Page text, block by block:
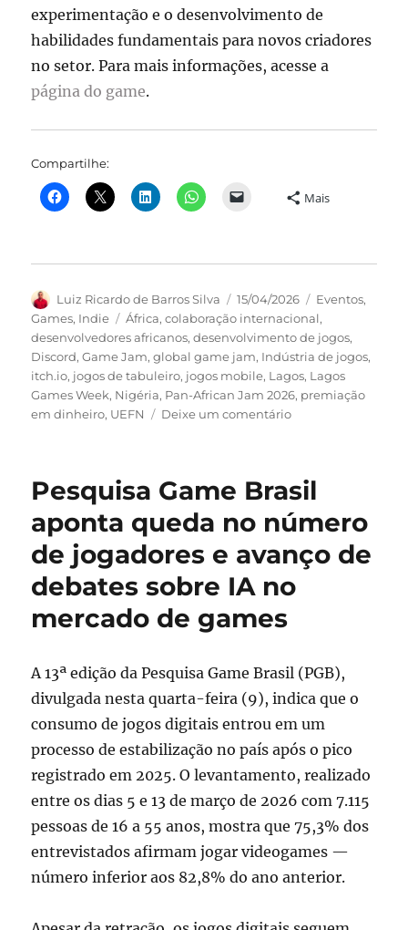
experimentação e o desenvolvimento de
habilidades fundamentais para novos criadores
no setor. Para mais informações, acesse a
página do game.
Compartilhe:
Mais
Autor
Luiz Ricardo de Barros Silva
Publicado
em
15/04/2026 Categorias
Eventos,
Games, Indie Tags
África,colaboração internacional,
desenvolvedores africanos,desenvolvimento de jogos,
Discord,Game Jam,global game jam, Indústria de jogos,
itch.io, jogos de tabuleiro, jogos mobile, Lagos, Lagos
Games Week, Nigéria, Pan-African Jam 2026, premiação
em dinheiro, UEFN Deixe um comentárioem
Game
Jam
e
Lagos
Games
Week
africana
em
2026
Pesquisa Game Brasil
aponta queda no número
de jogadores e avanço de
debates sobre IA no
mercado de games
A 13ª edição da Pesquisa Game Brasil (PGB),
divulgada nesta quarta-feira (9), indica que o
consumo de jogos digitais entrou em um
processo de estabilização no país após o pico
registrado em 2025. O levantamento, realizado
entre os dias 5 e 13 de março de 2026 com 7.115
pessoas de 16 a 55 anos, mostra que 75,3% dos
entrevistados afirmam jogar videogames —
número inferior aos 82,8% do ano anterior.